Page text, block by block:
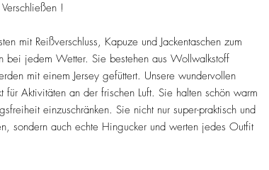
!
mit Reißverschluss, Kapuze und Jackentaschen zum
bei jedem Wetter. Sie bestehen aus Wollwalkstoff
mit einem Jersey gefüttert. Unsere wundervollen
für Aktivitäten an der frischen Luft. Sie halten schön warm
einzuschränken. Sie nicht nur super-praktisch und
sondern auch echte Hingucker und werten jedes Outfit